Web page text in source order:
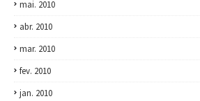
mai. 2010
abr. 2010
mar. 2010
fev. 2010
jan. 2010